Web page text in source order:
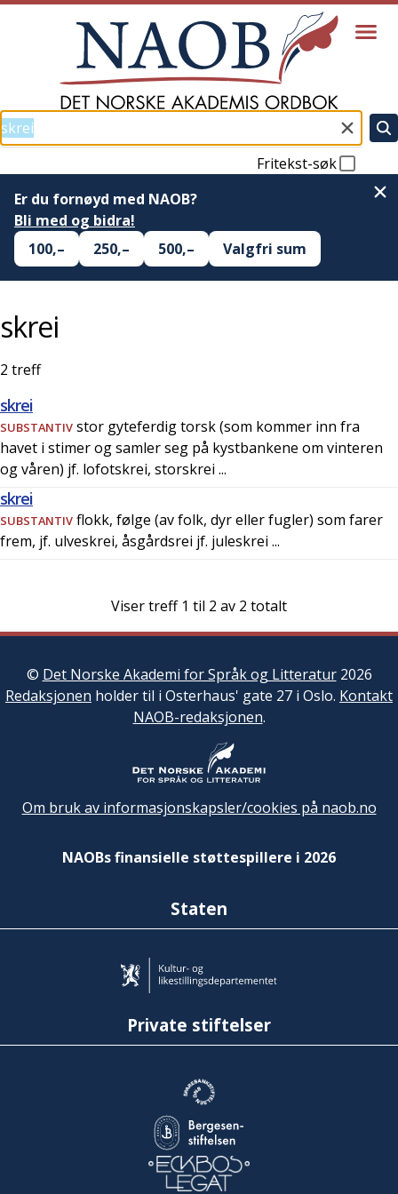
Fritekst-søk
Er du fornøyd med NAOB?
Bli med og bidra!
100,–
250,– 500,– Valgfri sum
skrei
2 treff
skrei
SUBSTANTIV stor gyteferdig torsk (som kommer inn fra
havet i stimer og samler seg på kystbankene om vinteren
og våren) jf. lofotskrei, storskrei ...
skrei
SUBSTANTIV flokk, følge (av folk, dyr eller fugler) som farer
frem, jf. ulveskrei, åsgårdsrei jf. juleskrei ...
Viser treff 1 til 2 av 2 totalt
© Det Norske Akademi for Språk og Litteratur2026
Redaksjonen holder til i Osterhaus' gate 27 i Oslo. Kontakt
NAOB-redaksjonen.
Om bruk av informasjonskapsler/cookies på naob.no
NAOBs finansielle støttespillere i 2026
Staten
Private stiftelser